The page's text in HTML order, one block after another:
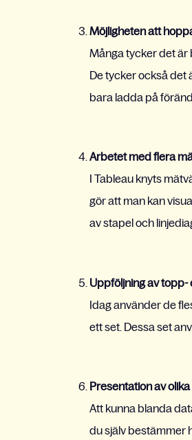
Möjligheten att
Många tycker det är
De tycker också det
bara ladda på
Arbetet med flera
I Tableau knyts
gör att man kan
av stapel och
Uppföljning av
Idag använder de
ett set. Dessa set
Presentation av
Att kunna blanda
du själv bestämmer